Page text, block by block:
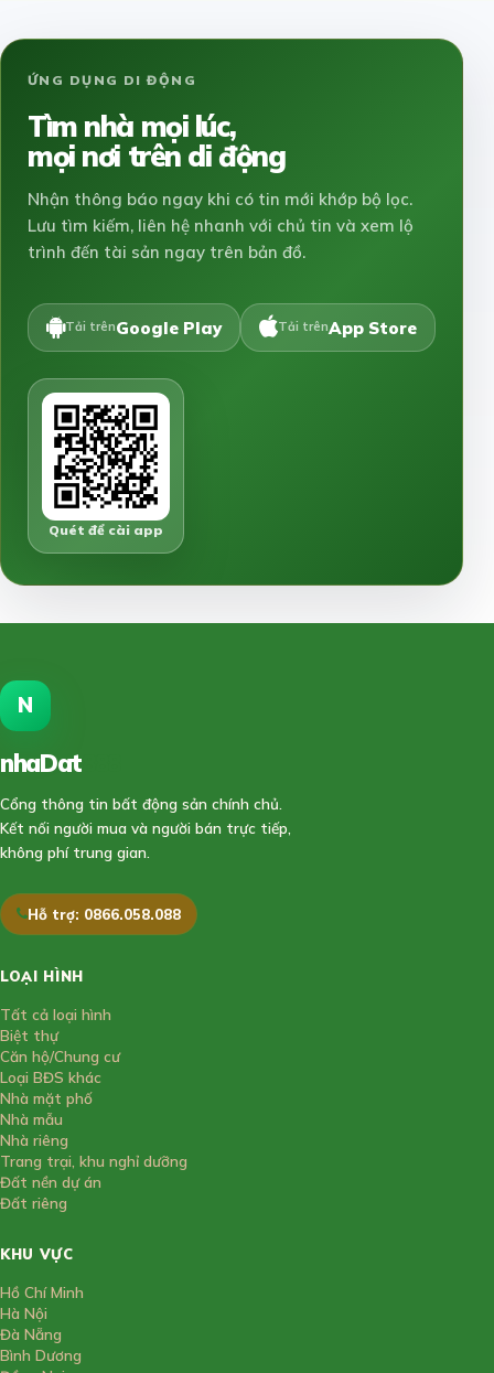
ỨNG DỤNG DI ĐỘNG
Tìm nhà mọi lúc,
mọi nơi trên di động
Nhận thông báo ngay khi có tin mới khớp bộ lọc.
Lưu tìm kiếm, liên hệ nhanh với chủ tin và xem lộ
trình đến tài sản ngay trên bản đồ.
Tải trênGoogle Play Tải trênApp Store
Quét để cài app
N
nhaDat
Cổng thông tin bất động sản chính chủ.
Kết nối người mua và người bán trực tiếp,
không phí trung gian.
Hỗ trợ: 0866.058.088
LOẠI HÌNH
Tất cả loại hình
Biệt thự
Căn hộ/Chung cư
Loại BĐS khác
Nhà mặt phố
Nhà mẫu
Nhà riêng
Trang trại, khu nghỉ dưỡng
Đất nền dự án
Đất riêng
KHU VỰC
Hồ Chí Minh
Hà Nội
Đà Nẵng
Bình Dương